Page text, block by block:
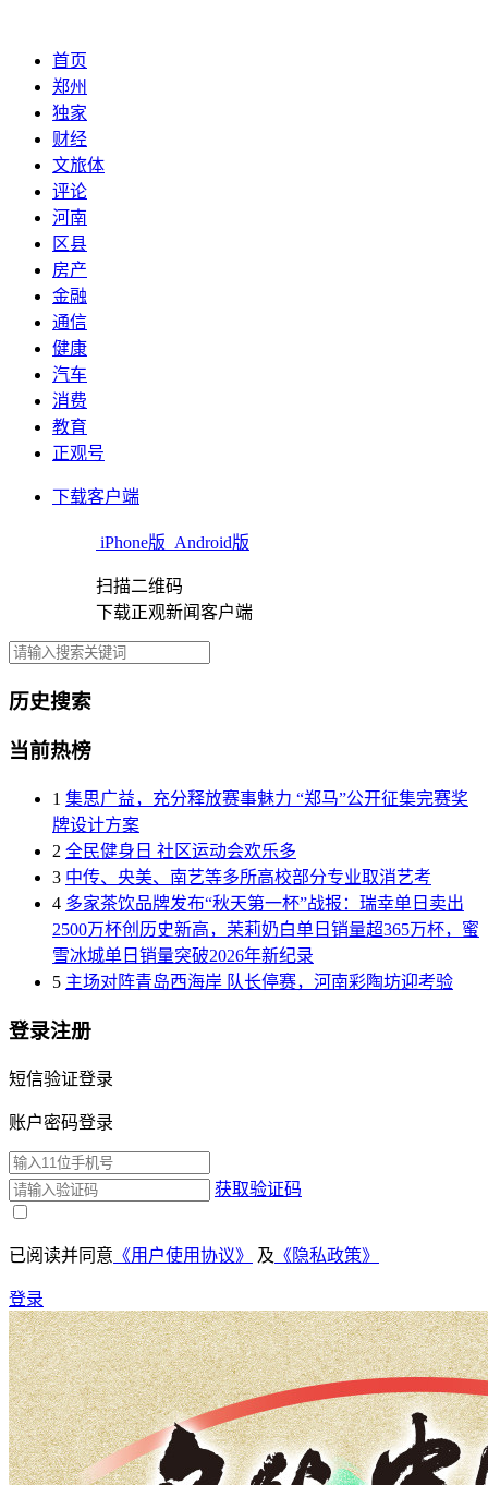
首页
郑州
独家
财经
文旅体
评论
河南
区县
房产
金融
通信
健康
汽车
消费
教育
正观号
下载客户端
iPhone版 Android版
扫描二维码
下载正观新闻客户端
历史搜索
当前热榜
1 集思广益，充分释放赛事魅力 “郑马”公开征集完赛奖
牌设计方案
2 全民健身日 社区运动会欢乐多
3 中传、央美、南艺等多所高校部分专业取消艺考
4 多家茶饮品牌发布“秋天第一杯”战报：瑞幸单日卖出
2500万杯创历史新高，茉莉奶白单日销量超365万杯，蜜
雪冰城单日销量突破2026年新纪录
5 主场对阵青岛西海岸 队长停赛，河南彩陶坊迎考验
登录注册
短信验证登录
账户密码登录
获取验证码
已阅读并同意 《用户使用协议》 及 《隐私政策》
登录